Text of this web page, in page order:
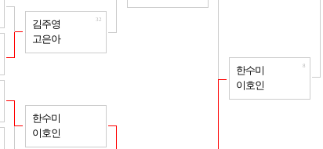
김주영
고은아
32
한수미
이호인
한수미
이호인
8